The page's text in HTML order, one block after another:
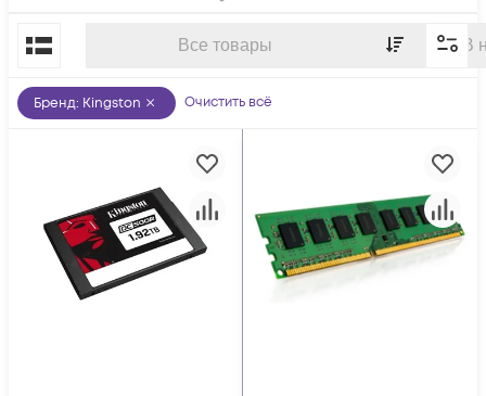
Все товары В
По популярности
Бренд: Kingston Очистить всё